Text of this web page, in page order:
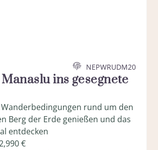
NEPWRUDM20
ins gesegnete
rund um den
Berg der Erde genießen und das
entdecken
€